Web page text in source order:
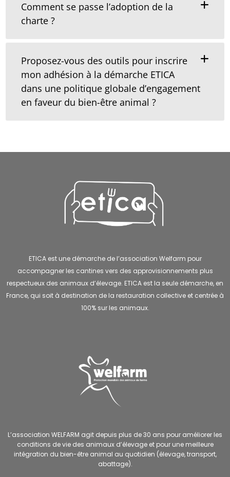
Comment se passe l’adoption de la
charte ?
Proposez-vous des outils pour inscrire
mon adhésion à la démarche ETICA
dans une politique globale d’engagement
en faveur du bien-être animal ?
ETICA est une démarche de l’association Welfarm pour
accompagner les cantines vers des approvisionnements plus
respectueux des animaux d’élevage. ETICA est la seule démarche, en
France, qui soit à destination de la restauration collective et centrée à
100% sur les animaux.
L’association WELFARM agit depuis plus de 30 ans pour améliorer les
conditions de vie des animaux d’élevage et pour une meilleure
intégration du bien-être animal au quotidien (élevage, transport,
abattage).